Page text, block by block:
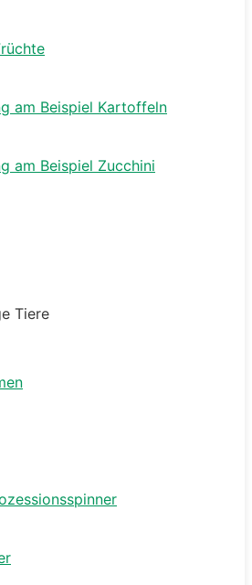
am Beispiel Kartoffeln
am Beispiel Zucchini
Tiere